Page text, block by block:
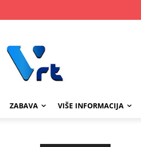
ZABAVA VIŠE INFORMACIJA